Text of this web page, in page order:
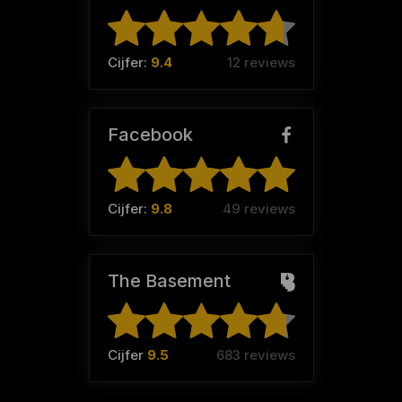
Cijfer: 9.4 12 reviews
Facebook
Cijfer: 9.8 49 reviews
The Basement
Cijfer 9.5 683 reviews